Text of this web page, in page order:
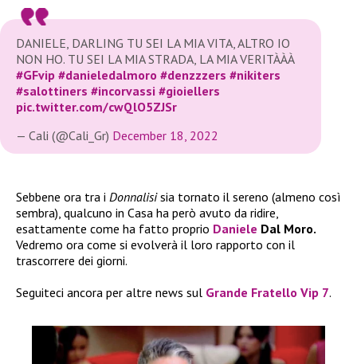
DANIELE, DARLING TU SEI LA MIA VITA, ALTRO IO
NON HO. TU SEI LA MIA STRADA, LA MIA VERITÀÀÀ
#GFvip #danieledalmoro #denzzzers #nikiters
#salottiners #incorvassi #gioiellers
pic.twitter.com/cwQlO5ZJSr
— Cali (@Cali_Gr) December 18, 2022
Sebbene ora tra i Donnalisisia tornato il sereno (almeno così
sembra), qualcuno in Casa ha però avuto da ridire,
esattamente come ha fatto proprio Daniele Dal Moro.
Vedremo ora come si evolverà il loro rapporto con il
trascorrere dei giorni.
Seguiteci ancora per altre news sul Grande Fratello Vip 7.